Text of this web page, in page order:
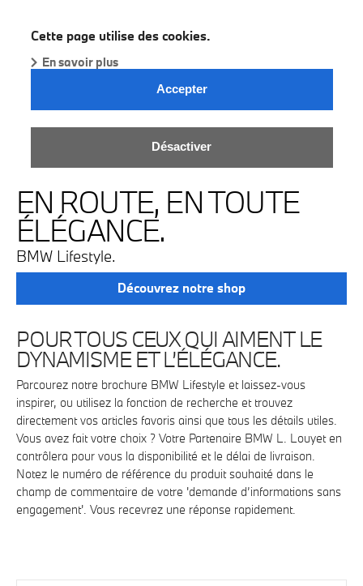
Cette page utilise des cookies.
En savoir plus
Accepter
Désactiver
EN ROUTE, EN TOUTE
ÉLÉGANCE.
BMW Lifestyle.
Découvrez notre shop
POUR TOUS CEUX QUI AIMENT LE
DYNAMISME ET L’ÉLÉGANCE.
Parcourez notre brochure BMW Lifestyle et laissez-vous
inspirer, ou utilisez la fonction de recherche et trouvez
directement vos articles favoris ainsi que tous les détails utiles.
Vous avez fait votre choix ? Votre Partenaire BMW L. Louyet en
contrôlera pour vous la disponibilité et le délai de livraison.
Notez le numéro de référence du produit souhaité dans le
champ de commentaire de votre 'demande d’informations sans
engagement'. Vous recevrez une réponse rapidement.